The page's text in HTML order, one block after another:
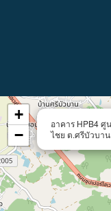
อาคาร HPB4
ไชย ต.ศรีบัวบา
+
−